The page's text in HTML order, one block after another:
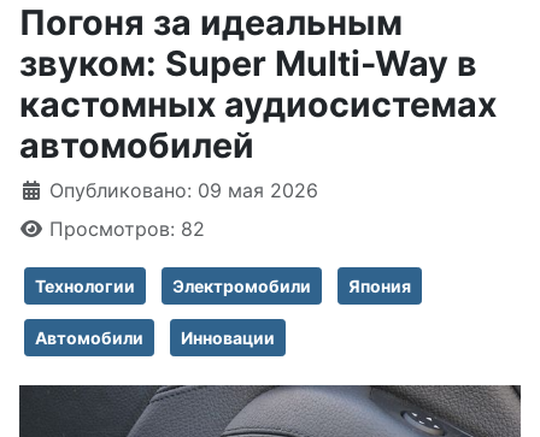
Погоня за идеальным
звуком: Super Multi-Way в
кастомных аудиосистемах
автомобилей
Информация о материале
Опубликовано: 09 мая 2026
Просмотров: 82
Технологии Электромобили Япония
Автомобили Инновации